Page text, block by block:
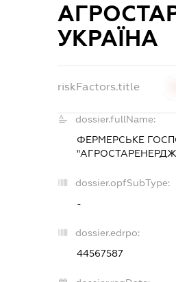
УКРАЇНА
riskFactors.title
dossier.fullName:
ФЕРМЕРСЬКЕ
dossier.opfSubType:
-
dossier.edrpo:
44567587